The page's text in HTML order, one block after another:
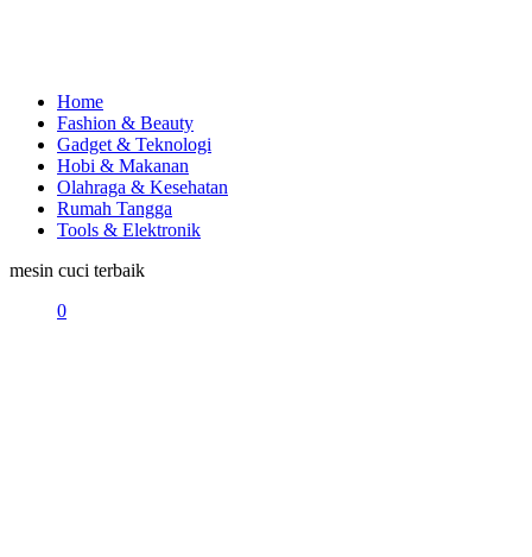
Home
Fashion & Beauty
Gadget & Teknologi
Hobi & Makanan
Olahraga & Kesehatan
Rumah Tangga
Tools & Elektronik
mesin cuci terbaik
0